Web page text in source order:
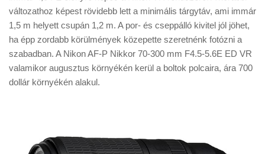
változathoz képest rövidebb lett a minimális tárgytáv, ami immár
1,5 m helyett csupán 1,2 m. A por- és cseppálló kivitel jól jöhet,
ha épp zordabb körülmények közepette szeretnénk fotózni a
szabadban. A Nikon AF-P Nikkor 70-300 mm F4.5-5.6E ED VR
valamikor augusztus környékén kerül a boltok polcaira, ára 700
dollár környékén alakul.